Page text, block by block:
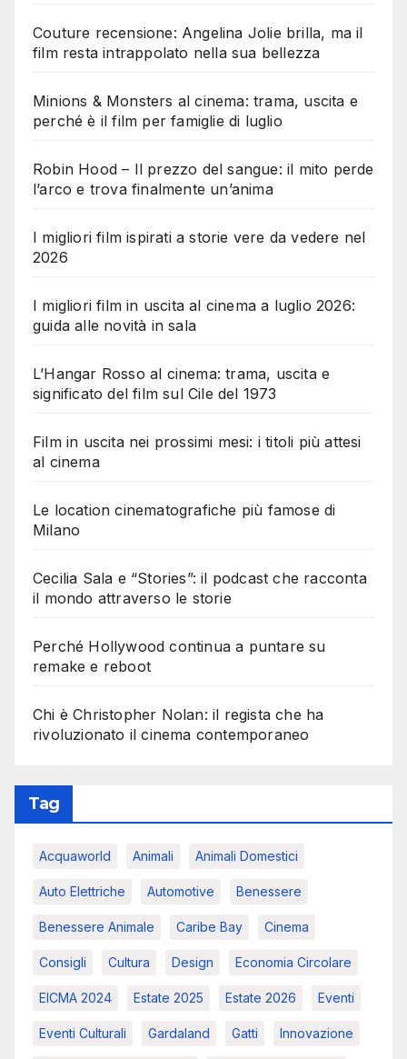
Couture recensione: Angelina Jolie brilla, ma il
film resta intrappolato nella sua bellezza
Minions & Monsters al cinema: trama, uscita e
perché è il film per famiglie di luglio
Robin Hood – Il prezzo del sangue: il mito perde
l’arco e trova finalmente un’anima
I migliori film ispirati a storie vere da vedere nel
2026
I migliori film in uscita al cinema a luglio 2026:
guida alle novità in sala
L’Hangar Rosso al cinema: trama, uscita e
significato del film sul Cile del 1973
Film in uscita nei prossimi mesi: i titoli più attesi
al cinema
Le location cinematografiche più famose di
Milano
Cecilia Sala e “Stories”: il podcast che racconta
il mondo attraverso le storie
Perché Hollywood continua a puntare su
remake e reboot
Chi è Christopher Nolan: il regista che ha
rivoluzionato il cinema contemporaneo
Tag
Acquaworld Animali Animali Domestici
Auto Elettriche Automotive Benessere
Benessere Animale Caribe Bay Cinema
Consigli Cultura Design Economia Circolare
EICMA 2024 Estate 2025 Estate 2026 Eventi
Eventi Culturali Gardaland Gatti Innovazione